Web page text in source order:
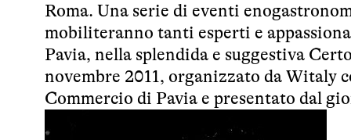
Roma. Una serie di eventi
mobiliteranno tanti esperti e
Pavia, nella splendida e suggestiva
novembre 2011, organizzato da Witaly
Commercio di Pavia e presentato dal